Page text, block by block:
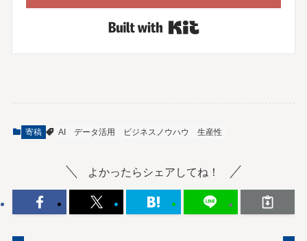
Built with Kit
寄稿 AI データ活用 ビジネスノウハウ 生産性
よかったらシェアしてね！